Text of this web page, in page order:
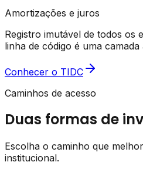
Amortizações e juros
Registro imutável de todos os
linha de código é uma
Conhecer o TIDC
Caminhos de acesso
Duas formas de
Escolha o caminho que
institucional.